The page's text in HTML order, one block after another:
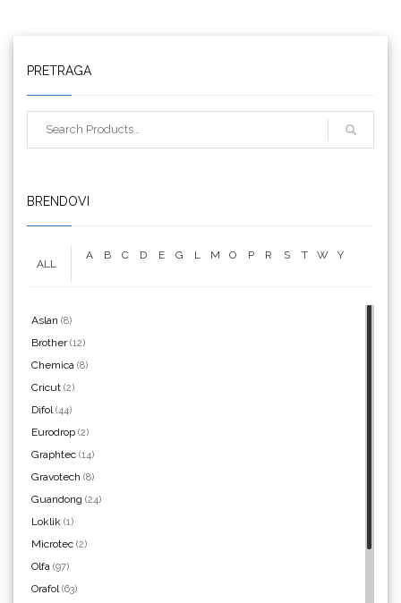
PRETRAGA
BRENDOVI
ALL
A B C D E G L M O P R S T W Y
Aslan (8)
Brother(12)
Chemica (8)
Cricut (2)
Difol(44)
Eurodrop (2)
Graphtec (14)
Gravotech (8)
Guandong (24)
Loklik (1)
Microtec (2)
Olfa (97)
Orafol(63)